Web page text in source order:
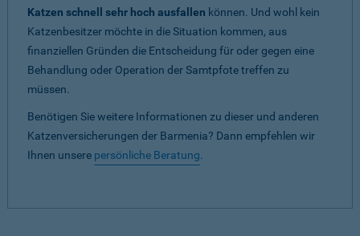
Katzen schnell sehr hoch ausfallen können. Und wohl kein
Katzenbesitzer möchte in die Situation kommen, aus
finanziellen Gründen die Entscheidung für oder gegen eine
Behandlung oder Operation der Samtpfote treffen zu
müssen.
Benötigen Sie weitere Informationen zu dieser und anderen
Katzenversicherungen der Barmenia? Dann empfehlen wir
Ihnen unsere persönliche Beratung.